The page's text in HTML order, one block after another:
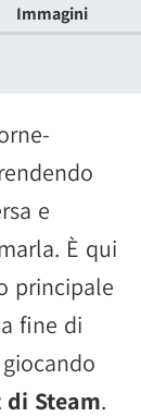
Immagini
e
È qui
principale
fine di
di Steam.